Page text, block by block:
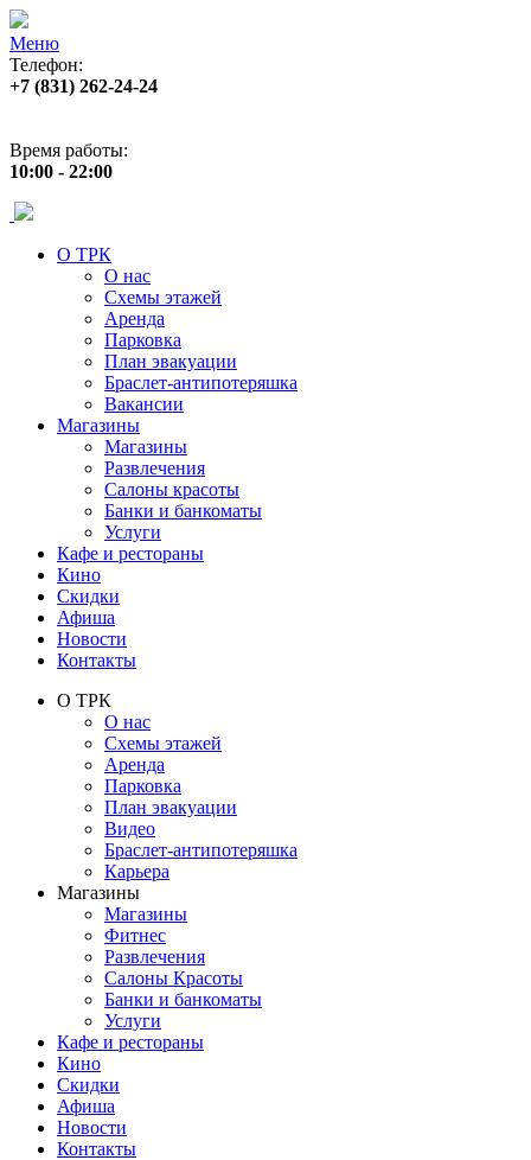
Меню
Телефон:
+7 (831) 262-24-24
Время работы:
10:00 - 22:00
О ТРК
О нас
Схемы этажей
Аренда
Парковка
План эвакуации
Браслет-антипотеряшка
Вакансии
Магазины
Магазины
Развлечения
Салоны красоты
Банки и банкоматы
Услуги
Кафе и рестораны
Кино
Скидки
Афиша
Новости
Контакты
О ТРК
О нас
Схемы этажей
Аренда
Парковка
План эвакуации
Видео
Браслет-антипотеряшка
Карьера
Магазины
Магазины
Фитнес
Развлечения
Салоны Красоты
Банки и банкоматы
Услуги
Кафе и рестораны
Кино
Скидки
Афиша
Новости
Контакты